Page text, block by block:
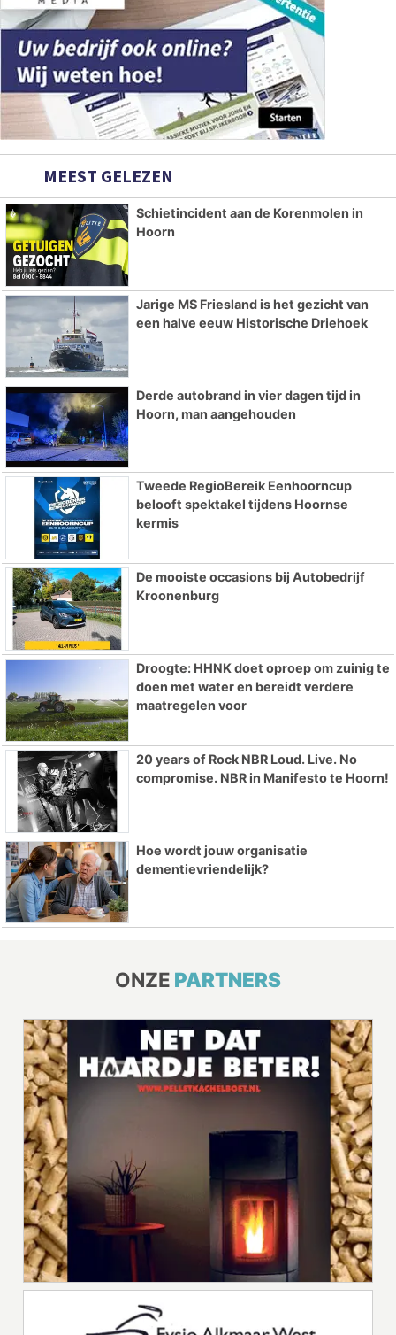
MEEST GELEZEN
Schietincident aan de Korenmolen in
Hoorn
Jarige MS Friesland is het gezicht van
een halve eeuw Historische Driehoek
Derde autobrand in vier dagen tijd in
Hoorn, man aangehouden
Tweede RegioBereik Eenhoorncup
belooft spektakel tijdens Hoornse
kermis
De mooiste occasions bij Autobedrijf
Kroonenburg
Droogte: HHNK doet oproep om zuinig te
doen met water en bereidt verdere
maatregelen voor
20 years of Rock NBR Loud. Live. No
compromise. NBR in Manifesto te Hoorn!
Hoe wordt jouw organisatie
dementievriendelijk?
ONZE PARTNERS